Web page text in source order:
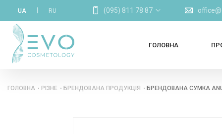
UA RU (095) 811 78 87
ГОЛОВНА
ГОЛОВНА РІЗНЕ БРЕНДОВАНА ПРОДУКЦІЯ БРЕНДОВАНА СУМКА